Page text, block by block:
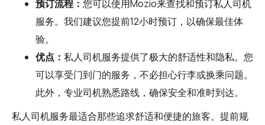
预订流程： 您可以使用Mozio来查找和预订私人司机
服务。我们建议您提前12小时预订，以确保最佳体
验。
优点： 私人司机服务提供了极大的舒适性和隐私。您
可以享受门到门的服务，不必担心行李或换乘问题。
此外，专业司机熟悉路线，确保安全和准时到达。
私人司机服务最适合那些追求舒适和便捷的旅客。提前规